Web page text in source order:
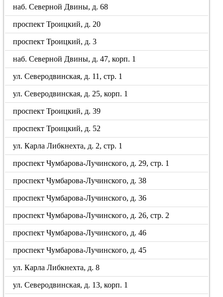
наб. Северной Двины, д. 68
проспект Троицкий, д. 20
проспект Троицкий, д. 3
наб. Северной Двины, д. 47, корп. 1
ул. Северодвинская, д. 11, стр. 1
ул. Северодвинская, д. 25, корп. 1
проспект Троицкий, д. 39
проспект Троицкий, д. 52
ул. Карла Либкнехта, д. 2, стр. 1
проспект Чумбарова-Лучинского, д. 29, стр. 1
проспект Чумбарова-Лучинского, д. 38
проспект Чумбарова-Лучинского, д. 36
проспект Чумбарова-Лучинского, д. 26, стр. 2
проспект Чумбарова-Лучинского, д. 46
проспект Чумбарова-Лучинского, д. 45
ул. Карла Либкнехта, д. 8
ул. Северодвинская, д. 13, корп. 1